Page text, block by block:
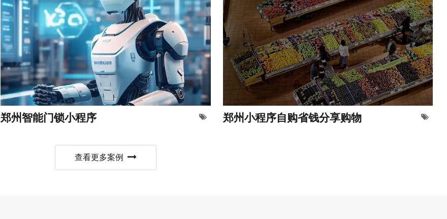
郑州智能门锁小程序 郑州小程序自购省钱分享购物
查看更多案例